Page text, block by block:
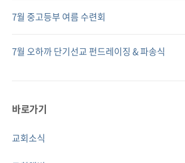
7월 중고등부 여름 수련회
7월 오하까 단기선교 펀드레이징 & 파송식
바로가기
교회소식